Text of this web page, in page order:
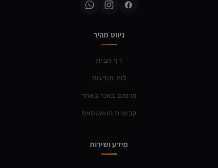
ניווט מהיר
דף הבית
לוח מודעות
פרסום באנר באתר
קבוצות הוואטסאפ
מידע ושירות